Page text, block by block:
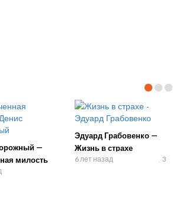
—
милость
Эдуард Грабовенко —
Жизнь в страхе
6 лет назад 3